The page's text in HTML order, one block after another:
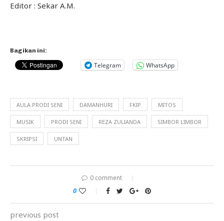
Editor : Sekar A.M.
Bagikan ini:
Telegram WhatsApp
AULA PRODI SENI DAMANHURI FKIP MITOS
MUSIK PRODI SENI REZA ZULIANDA SIMBOR LIMBOR
SKRIPSI UNTAN
0 comment
0
previous post